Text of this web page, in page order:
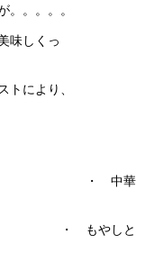
。。。。
味しくっ
により、
・ 中華
もやしと